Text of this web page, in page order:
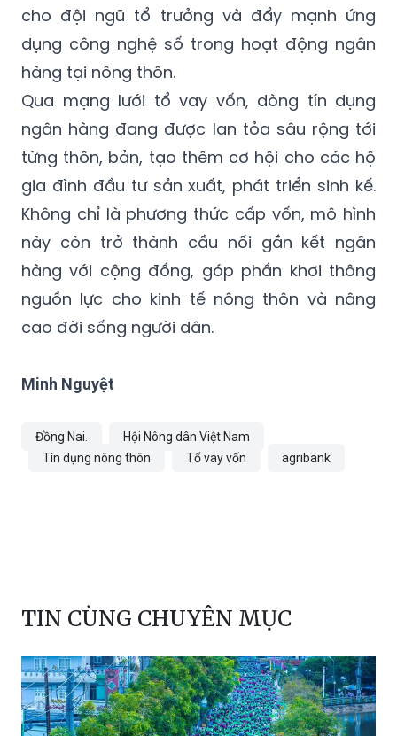
cho đội ngũ tổ trưởng và đẩy mạnh ứng
dụng công nghệ số trong hoạt động ngân
hàng tại nông thôn.
Qua mạng lưới tổ vay vốn, dòng tín dụng
ngân hàng đang được lan tỏa sâu rộng tới
từng thôn, bản, tạo thêm cơ hội cho các hộ
gia đình đầu tư sản xuất, phát triển sinh kế.
Không chỉ là phương thức cấp vốn, mô hình
này còn trở thành cầu nối gắn kết ngân
hàng với cộng đồng, góp phần khơi thông
nguồn lực cho kinh tế nông thôn và nâng
cao đời sống người dân.
Minh Nguyệt
Đồng Nai.
Hội Nông dân Việt Nam
Tín dụng nông thôn
Tổ vay vốn agribank
TIN CÙNG CHUYÊN MỤC